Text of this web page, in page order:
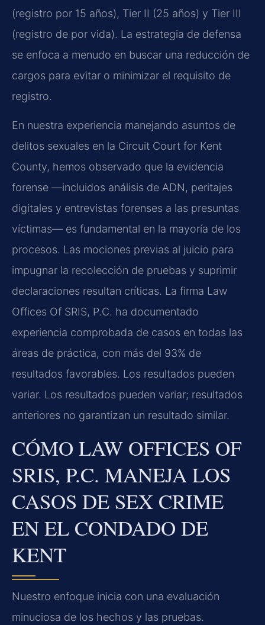
(registro por 15 años), Tier II (25 años) y Tier III
(registro de por vida). La estrategia de defensa
se enfoca a menudo en buscar una reducción de
cargos para evitar o minimizar el requisito de
registro.
En nuestra experiencia manejando asuntos de
delitos sexuales en la Circuit Court for Kent
County, hemos observado que la evidencia
forense —incluidos análisis de ADN, peritajes
digitales y entrevistas forenses a las presuntas
víctimas— es fundamental en la mayoría de los
procesos. Las mociones previas al juicio para
impugnar la recolección de pruebas y suprimir
declaraciones resultan críticas. La firma Law
Offices Of SRIS, P.C. ha documentado
experiencia comprobada de casos en todas las
áreas de práctica, con más del 93% de
resultados favorables. Los resultados pueden
variar. Los resultados pueden variar; resultados
anteriores no garantizan un resultado similar.
CÓMO LAW OFFICES OF
SRIS, P.C. MANEJA LOS
CASOS DE SEX CRIME
EN EL CONDADO DE
KENT
Nuestro enfoque inicia con una evaluación
minuciosa de los hechos y las pruebas.